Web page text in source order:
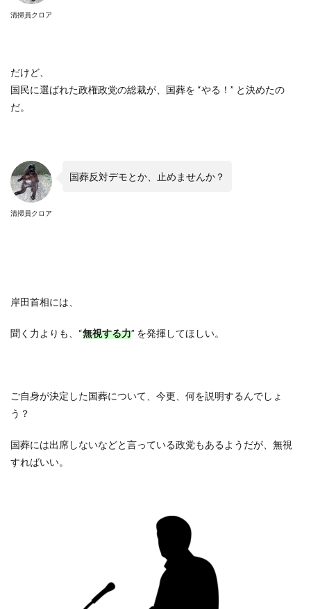
清掃員クロア
だけど、
国民に選ばれた政権政党の総裁が、国葬を “やる！ ” と決めたの
だ。
清掃員クロア
国葬反対デモとか、止めませんか？
岸田首相には、
聞く力よりも、 “無視する力” を発揮してほしい。
ご自身が決定した国葬について、今更、何を説明するんでしょ
う？
国葬には出席しないなどと言っている政党もあるようだが、無視
すればいい。